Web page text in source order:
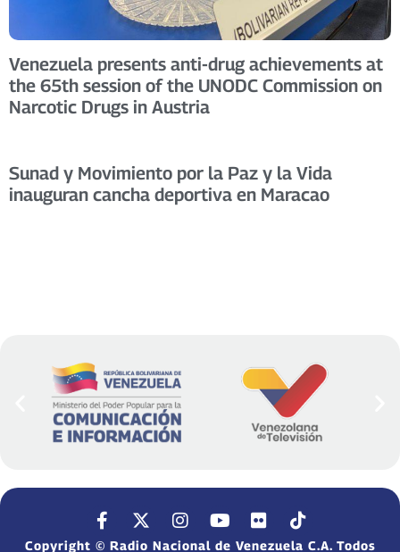
Venezuela presents anti-drug achievements at
the 65th session of the UNODC Commission on
Narcotic Drugs in Austria
Sunad y Movimiento por la Paz y la Vida
inauguran cancha deportiva en Maracao
Copyright © Radio Nacional de Venezuela C.A. Todos